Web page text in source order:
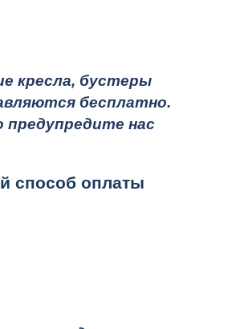
кресла, бустеры
бесплатно.
предупредите нас
способ оплаты